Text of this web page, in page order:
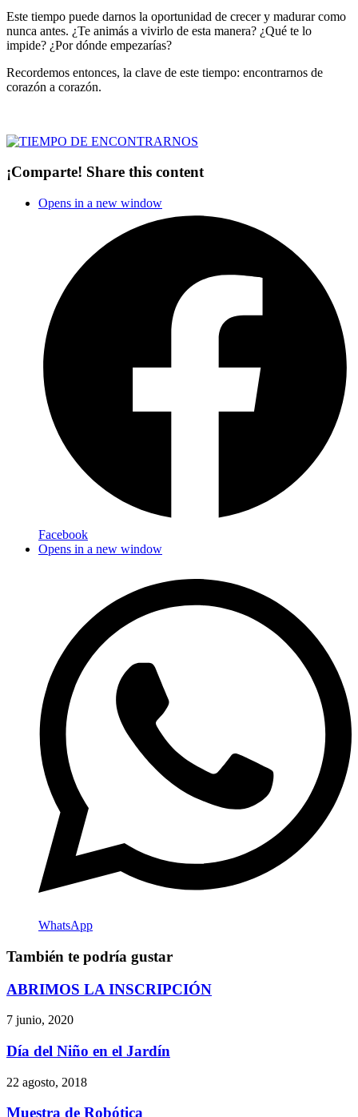
Este tiempo puede darnos la oportunidad de crecer y madurar como
nunca antes. ¿Te animás a vivirlo de esta manera? ¿Qué te lo
impide? ¿Por dónde empezarías?
Recordemos entonces, la clave de este tiempo: encontrarnos de
corazón a corazón.
¡Comparte! Share this content
Opens in a new window
Facebook
Opens in a new window
WhatsApp
También te podría gustar
ABRIMOS LA INSCRIPCIÓN
7 junio, 2020
Día del Niño en el Jardín
22 agosto, 2018
Muestra de Robótica